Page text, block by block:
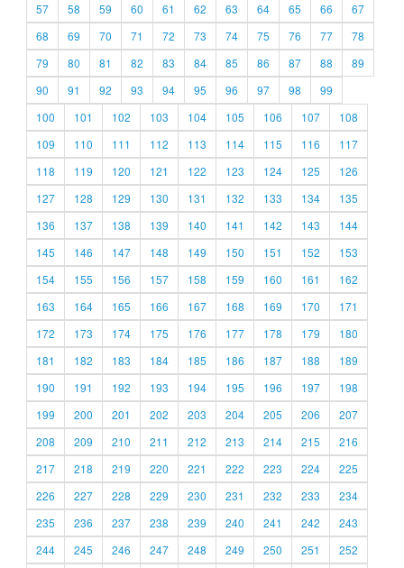
57
58 59 60 61 62 63 64 65 66
67
68
69 70 71 72 73 74 75 76 77
78
79
80 81 82 83 84 85 86 87 88
89
90
91 92 93 94 95 96 97 98
99
100
101 102 103 104 105 106 107
108
109
110 111 112 113 114 115 116
117
118
119 120 121 122 123 124 125
126
127
128 129 130 131 132 133 134
135
136
137 138 139 140 141 142 143
144
145
146 147 148 149 150 151 152
153
154
155 156 157 158 159 160 161
162
163
164 165 166 167 168 169 170
171
172
173 174 175 176 177 178 179
180
181
182 183 184 185 186 187 188
189
190
191 192 193 194 195 196 197
198
199
200 201 202 203 204 205 206
207
208
209 210 211 212 213 214 215
216
217
218 219 220 221 222 223 224
225
226
227 228 229 230 231 232 233
234
235
236 237 238 239 240 241 242
243
244
245 246 247 248 249 250 251 252